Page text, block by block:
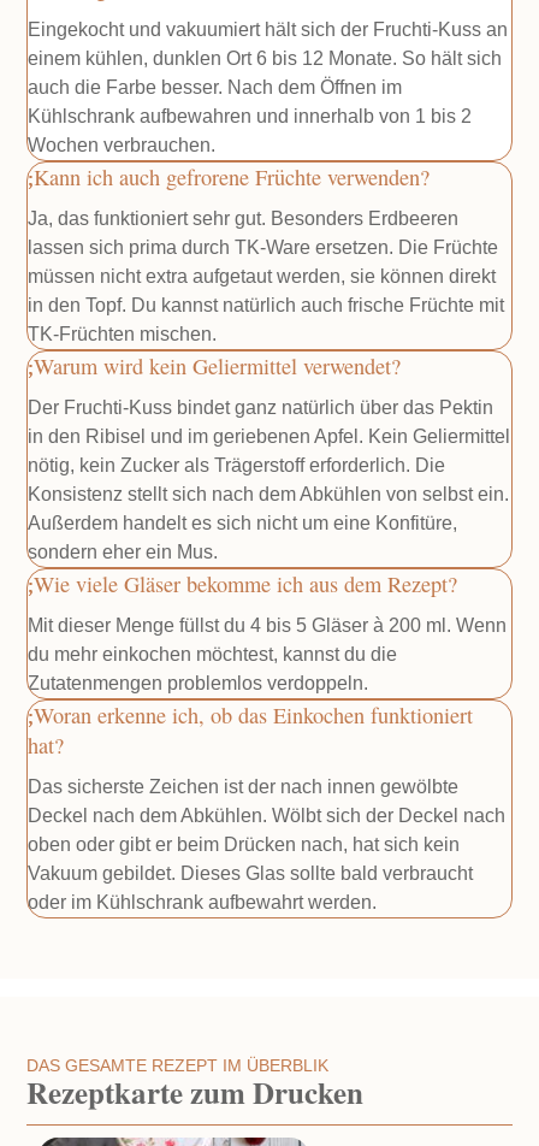
Eingekocht und vakuumiert hält sich der Fruchti-Kuss an
einem kühlen, dunklen Ort 6 bis 12 Monate. So hält sich
auch die Farbe besser. Nach dem Öffnen im
Kühlschrank aufbewahren und innerhalb von 1 bis 2
Wochen verbrauchen.
Kann ich auch gefrorene Früchte verwenden?
Ja, das funktioniert sehr gut. Besonders Erdbeeren
lassen sich prima durch TK-Ware ersetzen. Die Früchte
müssen nicht extra aufgetaut werden, sie können direkt
in den Topf. Du kannst natürlich auch frische Früchte mit
TK-Früchten mischen.
Warum wird kein Geliermittel verwendet?
Der Fruchti-Kuss bindet ganz natürlich über das Pektin
in den Ribisel und im geriebenen Apfel. Kein Geliermittel
nötig, kein Zucker als Trägerstoff erforderlich. Die
Konsistenz stellt sich nach dem Abkühlen von selbst ein.
Außerdem handelt es sich nicht um eine Konfitüre,
sondern eher ein Mus.
Wie viele Gläser bekomme ich aus dem Rezept?
Mit dieser Menge füllst du 4 bis 5 Gläser à 200 ml. Wenn
du mehr einkochen möchtest, kannst du die
Zutatenmengen problemlos verdoppeln.
Woran erkenne ich, ob das Einkochen funktioniert
hat?
Das sicherste Zeichen ist der nach innen gewölbte
Deckel nach dem Abkühlen. Wölbt sich der Deckel nach
oben oder gibt er beim Drücken nach, hat sich kein
Vakuum gebildet. Dieses Glas sollte bald verbraucht
oder im Kühlschrank aufbewahrt werden.
DAS GESAMTE REZEPT IM ÜBERBLIK
Rezeptkarte zum Drucken